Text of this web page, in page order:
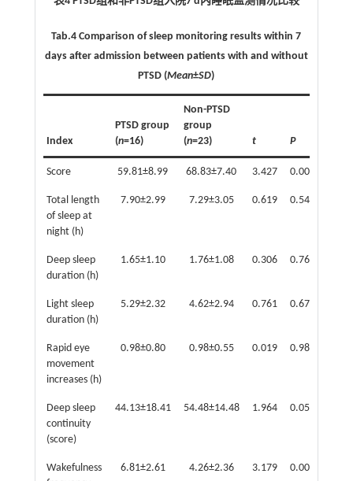
Tab.4 Comparison of sleep monitoring results within 7
days after admission between patients with and without
PTSD (Mean±SD)
Index
PTSD group
(n=16)
Non-PTSD
group
(n=23) t P
Score 59.81±8.99 68.83±7.40 3.427 0.002
Total length
of sleep at
night (h)
7.90±2.99 7.29±3.05 0.619 0.540
Deep sleep
duration (h)
1.65±1.10 1.76±1.08 0.306 0.761
Light sleep
duration (h)
5.29±2.32 4.62±2.94 0.761 0.670
Rapid eye
movement
increases (h)
0.98±0.80 0.98±0.55 0.019 0.985
Deep sleep
continuity
(score)
44.13±18.41 54.48±14.48 1.964 0.057
Wakefulness
6.81±2.61 4.26±2.36 3.179 0.004